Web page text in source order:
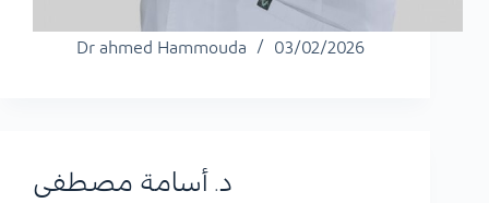
Dr ahmed Hammouda 03/02/2026
د. أسامة مصطفى